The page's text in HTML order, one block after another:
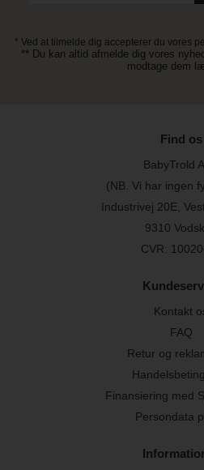
* Ved at tilmelde dig accepterer du vores
** Du kan altid afmelde dig vores
modtage dem
Find os
BabyTrold
(NB. Vi har ingen
Industrivej 20E,
9310
CVR:
Kontakt
FAQ
Retur og
Finansiering med
Persondata